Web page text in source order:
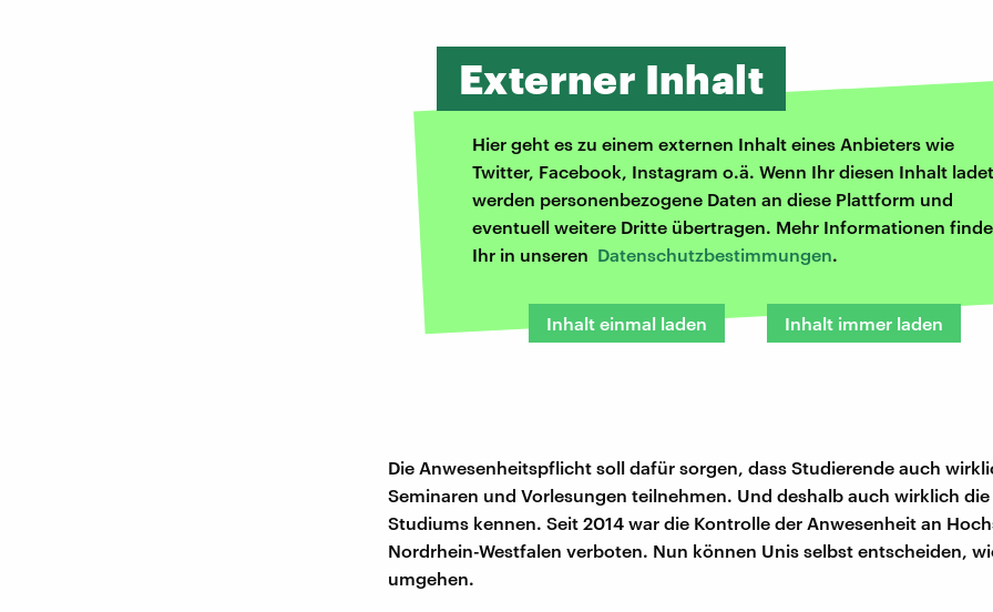
Externer Inhalt
Hier geht es zu einem externen Inhalt eines Anbieters wie
Twitter, Facebook, Instagram o.ä. Wenn Ihr diesen Inhalt
werden personenbezogene Daten an diese Plattform und
eventuell weitere Dritte übertragen. Mehr Informationen
Ihr in unseren Datenschutzbestimmungen.
Inhalt einmal laden Inhalt immer laden
Die Anwesenheitspflicht soll dafür sorgen, dass Studierende auch
Seminaren und Vorlesungen teilnehmen. Und deshalb auch wirklich
Studiums kennen. Seit 2014 war die Kontrolle der Anwesenheit an
Nordrhein-Westfalen verboten. Nun können Unis selbst entscheiden,
umgehen.